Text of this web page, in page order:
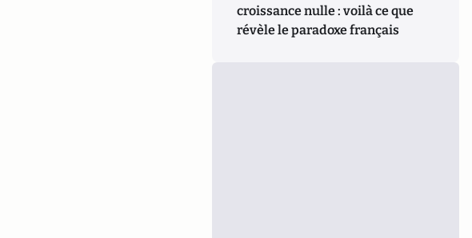
croissance nulle : voilà ce que
révèle le paradoxe français